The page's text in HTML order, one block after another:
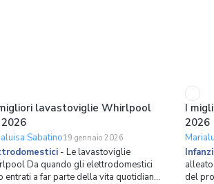
lavastoviglie Whirlpool
Sabatino19 gennaio 2026
- Le lavastoviglie
Da quando gli elettrodomestici
entrati a far parte della vita quotidiana
I
2026
del